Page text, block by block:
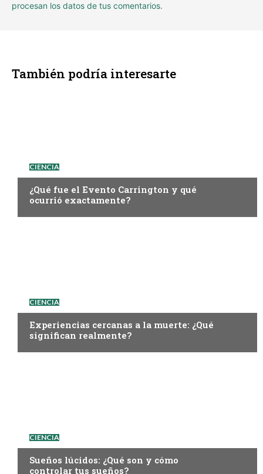
procesan los datos de tus comentarios.
También podría interesarte
CIENCIA
¿Qué fue el Evento Carrington y qué
ocurrió exactamente?
CIENCIA
Experiencias cercanas a la muerte: ¿Qué
significan realmente?
CIENCIA
Sueños lúcidos: ¿Qué son y cómo
controlar tus sueños?